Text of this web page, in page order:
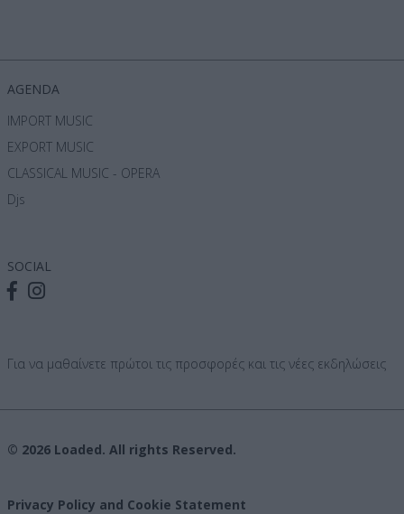
AGENDA
IMPORT MUSIC
EXPORT MUSIC
CLASSICAL MUSIC - OPERA
Djs
SOCIAL
Για να μαθαίνετε πρώτοι τις προσφορές και τις νέες εκδηλώσεις
© 2026 Loaded. All rights Reserved.
Privacy Policy and Cookie Statement